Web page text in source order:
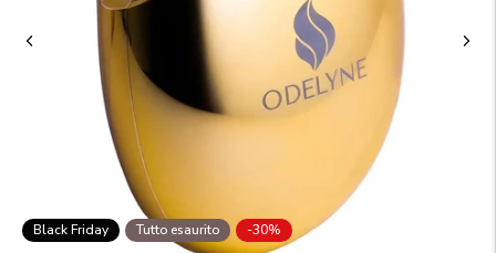
Black Friday Tutto esaurito -30%